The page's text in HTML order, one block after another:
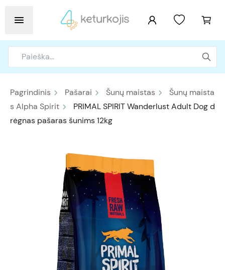
Pagrindinis Pašarai Šunų maistas
Šunų maista
s Alpha Spirit
PRIMAL SPIRIT Wanderlust Adult Dog d
rėgnas pašaras šunims 12kg